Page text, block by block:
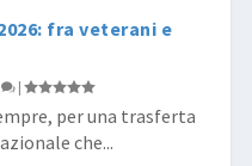
fra veterani e
|
per una trasferta
che...